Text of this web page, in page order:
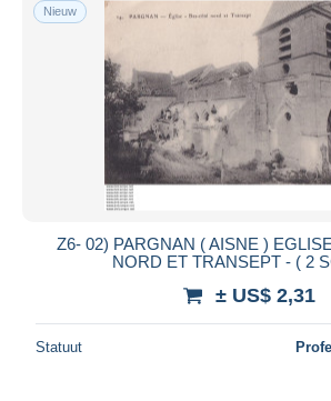
Nieuw
Z6- 02) PARGNAN ( AISNE )
NORD ET TRANSEPT - ( 2
± US$ 2,31
Statuut